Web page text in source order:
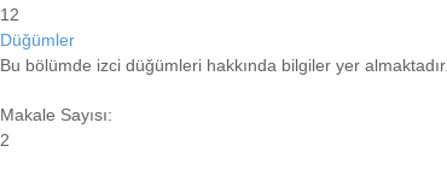
12
Düğümler
Bu bölümde izci düğümleri hakkında bilgiler yer almaktadır.
Makale Sayısı:
2